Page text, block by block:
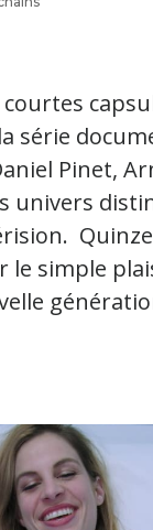
courtes
série
Pinet,
univers
le simple